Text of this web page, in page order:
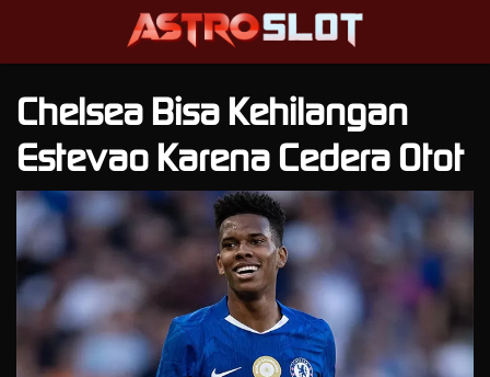
Chelsea Bisa Kehilangan
Estevao Karena Cedera Otot